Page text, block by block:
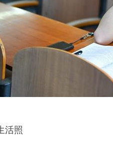
活照